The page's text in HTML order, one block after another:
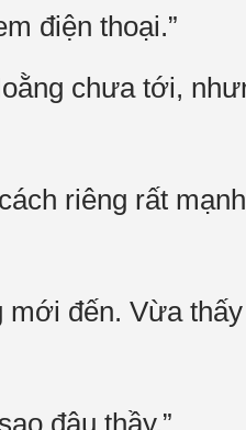
điện thoại.”
chưa tới,
riêng rất
đến. Vừa
đâu thầy.”